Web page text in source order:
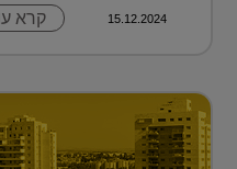
15.12.2024 קרא